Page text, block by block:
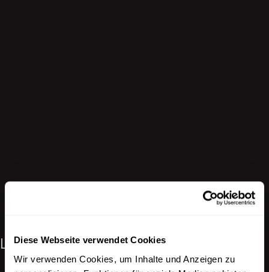
Diese Webseite verwendet Cookies
Wir verwenden Cookies, um Inhalte und Anzeigen zu
Log in